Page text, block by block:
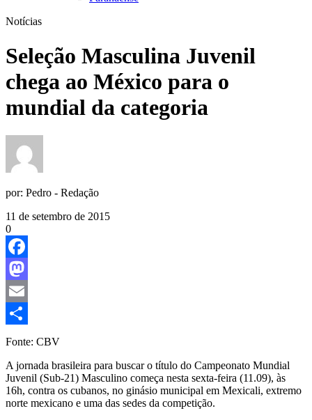
Notícias
Seleção Masculina Juvenil
chega ao México para o
mundial da categoria
por: Pedro - Redação
11 de setembro de 2015
0
Facebook
Mastodon
Email
Share
Fonte: CBV
A jornada brasileira para buscar o título do Campeonato Mundial
Juvenil (Sub-21) Masculino começa nesta sexta-feira (11.09), às
16h, contra os cubanos, no ginásio municipal em Mexicali, extremo
norte mexicano e uma das sedes da competição.